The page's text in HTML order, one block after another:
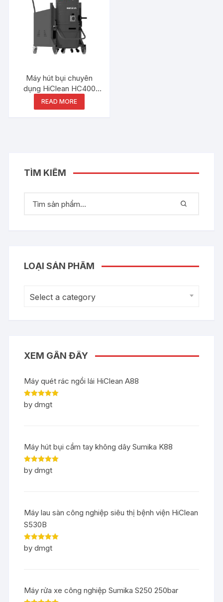
Máy hút bụi chuyên
dụng HiClean HC400
NEW
READ MORE
TÌM KIẾM
LOẠI SẢN PHẨM
Select a category
XEM GẦN ĐÂY
Máy quét rác ngồi lái HiClean A88
Rated5out
of 5
by dmgt
Máy hút bụi cầm tay không dây Sumika K88
Rated5out
of 5
by dmgt
Máy lau sàn công nghiệp siêu thị bệnh viện HiClean
S530B
Rated5out
of 5
by dmgt
Máy rửa xe công nghiệp Sumika S250 250bar